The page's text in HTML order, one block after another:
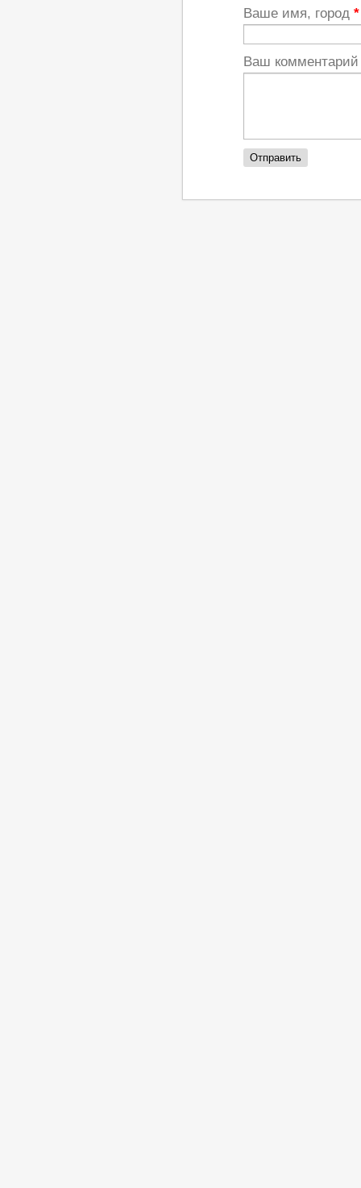
Ваше имя, город *
Ваш